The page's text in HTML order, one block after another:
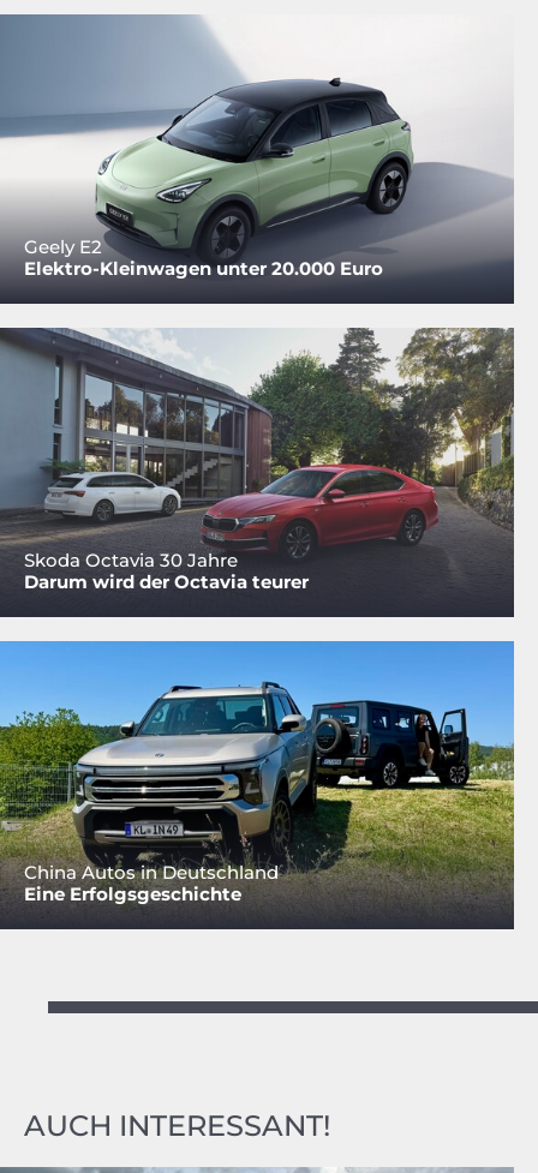
Geely E2
Elektro-Kleinwagen unter 20.000 Euro
Skoda Octavia 30 Jahre
Darum wird der Octavia teurer
China Autos in Deutschland
Eine Erfolgsgeschichte
AUCH INTERESSANT!